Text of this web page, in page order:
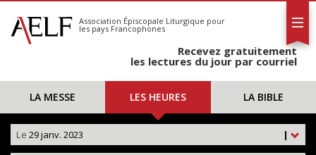
S'abonner
Calendrier
Association Épiscopale Liturgique pour
les pays Francophones
Recevez gratuitement
les lectures du jour par courriel
LA MESSE LES HEURES LA BIBLE
|
Le 29 janv. 2023